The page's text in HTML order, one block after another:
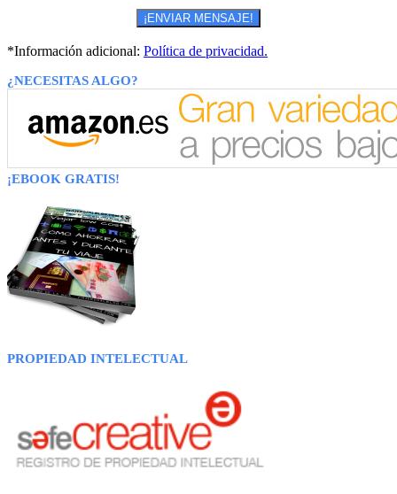
*Información adicional: Política de privacidad.
¿NECESITAS ALGO?
¡EBOOK GRATIS!
PROPIEDAD INTELECTUAL